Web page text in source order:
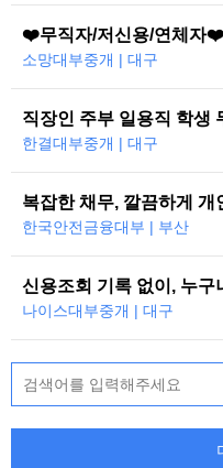
소망대부중개 | 대구
직장인 주부 일용직 학생
한결대부중개 | 대구
한국안전금융대부 | 부산
나이스대부중개 | 대구